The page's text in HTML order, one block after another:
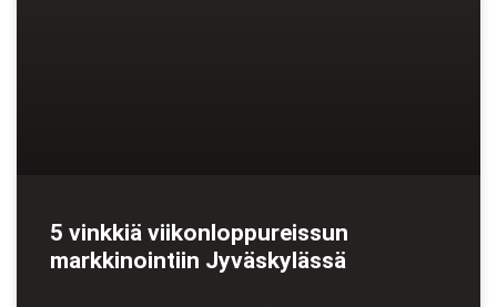
5 vinkkiä viikonloppureissun
markkinointiin Jyväskylässä